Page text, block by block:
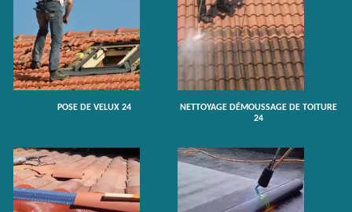
POSE DE VELUX 24
NETTOYAGE DÉMOUSSAGE DE TOITURE
24